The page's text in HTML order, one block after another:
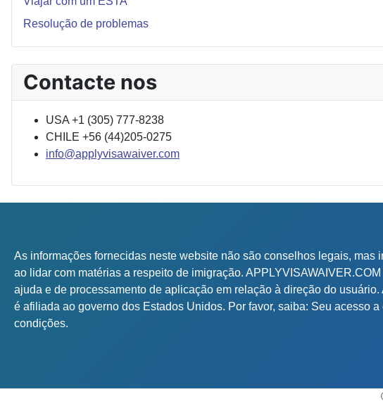
Resolução de problemas
Contacte nos
USA +1 (305) 777-8238
CHILE +56 (44)205-0275
info@applyvisawaiver.com
As informações fornecidas neste website não são conselhos legais,
ao lidar com matérias a respeito de imigração.
ajuda e de processamento de aplicação em relação à direção do
é afiliada ao governo dos Estados Unidos. Por favor, saiba: Seu acesso
condições.